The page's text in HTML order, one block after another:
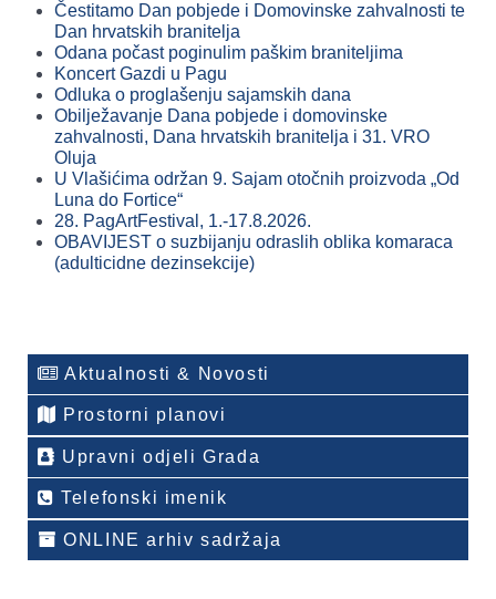
Čestitamo Dan pobjede i Domovinske zahvalnosti te
Dan hrvatskih branitelja
Odana počast poginulim paškim braniteljima
Koncert Gazdi u Pagu
Odluka o proglašenju sajamskih dana
Obilježavanje Dana pobjede i domovinske
zahvalnosti, Dana hrvatskih branitelja i 31. VRO
Oluja
U Vlašićima održan 9. Sajam otočnih proizvoda „Od
Luna do Fortice“
28. PagArtFestival, 1.-17.8.2026.
OBAVIJEST o suzbijanju odraslih oblika komaraca
(adulticidne dezinsekcije)
Aktualnosti & Novosti
Prostorni planovi
Upravni odjeli Grada
Telefonski imenik
ONLINE arhiv sadržaja